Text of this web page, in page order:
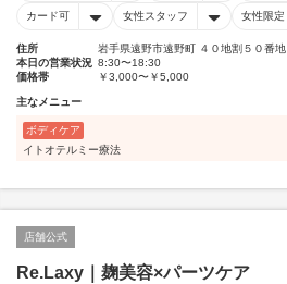
カード可 女性スタッフ 女性限定
住所
岩手県遠野市遠野町 ４０地割５０番地
本日の営業状況 8:30〜18:30
価格帯
￥3,000〜￥5,000
主なメニュー
ボディケア
イトオテルミー療法
店舗公式
Re.Laxy｜麹美容×パーツケア